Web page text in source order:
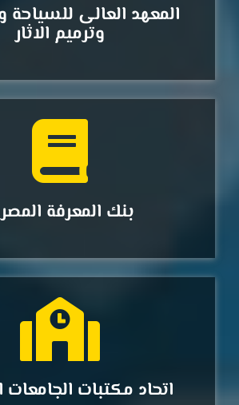
المعهد العالى للسياحة
وترميم الاثار
بنك المعرفة
اتحاد مكتبات الجامعات